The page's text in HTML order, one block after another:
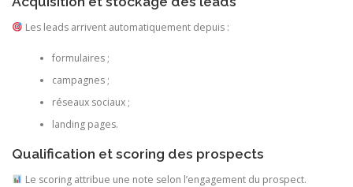
Les leads arrivent automatiquement depuis :
formulaires ;
campagnes ;
réseaux sociaux ;
landing pages.
Qualification et scoring des prospects
Le scoring attribue une note selon l’engagement du prospect.